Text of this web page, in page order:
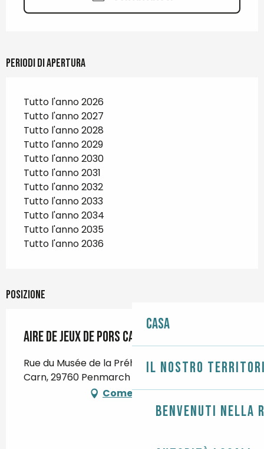
Casa
Il nostro
Benvenuti nella
Periodi di apertura
Tutto l'anno 2026
Tutto l'anno 2027
Tutto l'anno 2028
Tutto l'anno 2029
Tutto l'anno 2030
Tutto l'anno 2031
Tutto l'anno 2032
Tutto l'anno 2033
Tutto l'anno 2034
Tutto l'anno 2035
Tutto l'anno 2036
Posizione
Aire de jeux de Pors Carn
Rue du Musée de la Préhistoire, Plage de Pors
Carn, 29760 Penmarch
Come arrivare